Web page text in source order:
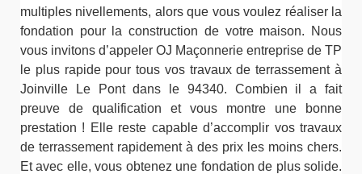
multiples nivellements, alors que vous voulez réaliser la
fondation pour la construction de votre maison. Nous
vous invitons d’appeler OJ Maçonnerie entreprise de TP
le plus rapide pour tous vos travaux de terrassement à
Joinville Le Pont dans le 94340. Combien il a fait
preuve de qualification et vous montre une bonne
prestation ! Elle reste capable d’accomplir vos travaux
de terrassement rapidement à des prix les moins chers.
Et avec elle, vous obtenez une fondation de plus solide.